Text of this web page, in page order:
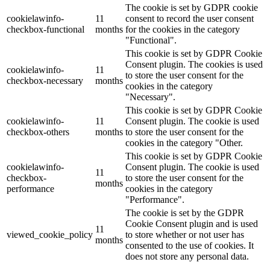
cookielawinfo-
checkbox-functional
11
months
The cookie is set by GDPR cookie
consent to record the user consent
for the cookies in the category
"Functional".
cookielawinfo-
checkbox-necessary
11
months
This cookie is set by GDPR Cookie
Consent plugin. The cookies is used
to store the user consent for the
cookies in the category
"Necessary".
cookielawinfo-
checkbox-others
11
months
This cookie is set by GDPR Cookie
Consent plugin. The cookie is used
to store the user consent for the
cookies in the category "Other.
cookielawinfo-
checkbox-
performance
11
months
This cookie is set by GDPR Cookie
Consent plugin. The cookie is used
to store the user consent for the
cookies in the category
"Performance".
viewed_cookie_policy
11
months
The cookie is set by the GDPR
Cookie Consent plugin and is used
to store whether or not user has
consented to the use of cookies. It
does not store any personal data.